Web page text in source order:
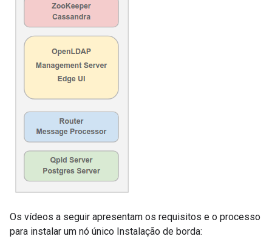
Os vídeos a seguir apresentam os requisitos e o processo
para instalar um nó único Instalação de borda: